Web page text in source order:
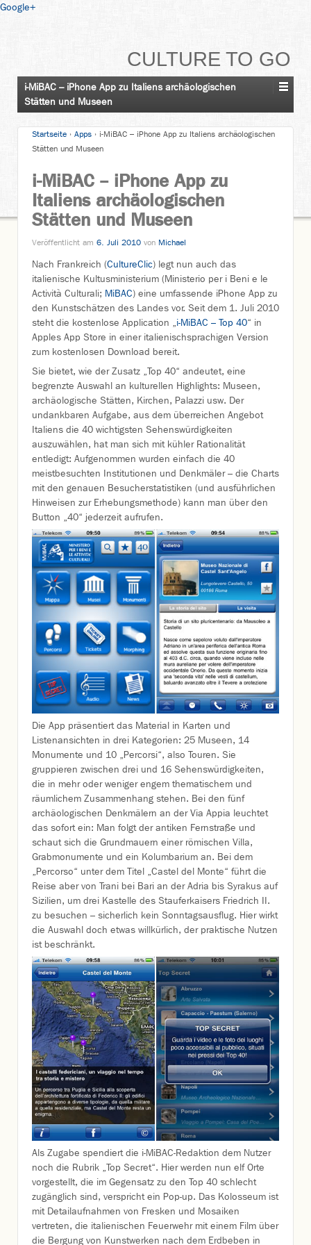
Google+
CULTURE TO GO
i-MiBAC – iPhone App zu Italiens archäologischen
Stätten und Museen
Startseite › Apps › i-MiBAC – iPhone App zu Italiens archäologischen
Stätten und Museen
i-MiBAC – iPhone App zu
Italiens archäologischen
Stätten und Museen
Veröffentlicht am 6. Juli 2010 von Michael
Nach Frankreich (CultureClic) legt nun auch das
italienische Kultusministerium (Ministerio per i Beni e le
Actività Culturali; MiBAC) eine umfassende iPhone App zu
den Kunstschätzen des Landes vor. Seit dem 1. Juli 2010
steht die kostenlose Application „i-MiBAC – Top 40“ in
Apples App Store in einer italienischsprachigen Version
zum kostenlosen Download bereit.
Sie bietet, wie der Zusatz „Top 40“ andeutet, eine
begrenzte Auswahl an kulturellen Highlights: Museen,
archäologische Stätten, Kirchen, Palazzi usw. Der
undankbaren Aufgabe, aus dem überreichen Angebot
Italiens die 40 wichtigsten Sehenswürdigkeiten
auszuwählen, hat man sich mit kühler Rationalität
entledigt: Aufgenommen wurden einfach die 40
meistbesuchten Institutionen und Denkmäler – die Charts
mit den genauen Besucherstatistiken (und ausführlichen
Hinweisen zur Erhebungsmethode) kann man über den
Button „40“ jederzeit aufrufen.
Die App präsentiert das Material in Karten und
Listenansichten in drei Kategorien: 25 Museen, 14
Monumente und 10 „Percorsi“, also Touren. Sie
gruppieren zwischen drei und 16 Sehenswürdigkeiten,
die in mehr oder weniger engem thematischem und
räumlichem Zusammenhang stehen. Bei den fünf
archäologischen Denkmälern an der Via Appia leuchtet
das sofort ein: Man folgt der antiken Fernstraße und
schaut sich die Grundmauern einer römischen Villa,
Grabmonumente und ein Kolumbarium an. Bei dem
„Percorso“ unter dem Titel „Castel del Monte“ führt die
Reise aber von Trani bei Bari an der Adria bis Syrakus auf
Sizilien, um drei Kastelle des Stauferkaisers Friedrich II.
zu besuchen – sicherlich kein Sonntagsausflug. Hier wirkt
die Auswahl doch etwas willkürlich, der praktische Nutzen
ist beschränkt.
Als Zugabe spendiert die i-MiBAC-Redaktion dem Nutzer
noch die Rubrik „Top Secret“. Hier werden nun elf Orte
vorgestellt, die im Gegensatz zu den Top 40 schlecht
zugänglich sind, verspricht ein Pop-up. Das Kolosseum ist
mit Detailaufnahmen von Fresken und Mosaiken
vertreten, die italienischen Feuerwehr mit einem Film über
die Bergung von Kunstwerken nach dem Erdbeben in